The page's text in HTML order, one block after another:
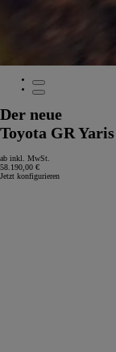
Der neue
Toyota GR Yaris
ab inkl. MwSt.
58.190,00 €
Jetzt konfigurieren